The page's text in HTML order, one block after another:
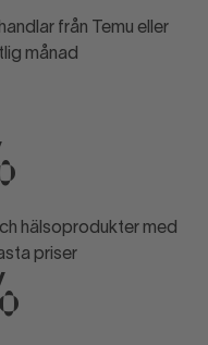
från Temu eller
månad
hälsoprodukter med
priser